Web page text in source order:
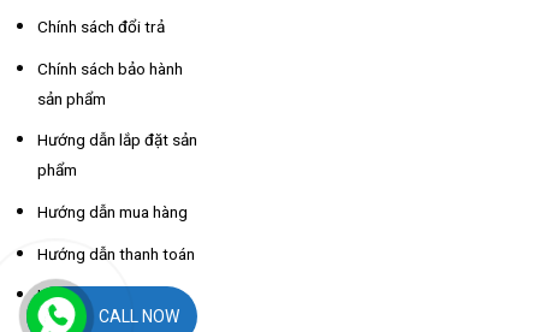
Chính sách đổi trả
Chính sách bảo hành
sản phẩm
Hướng dẫn lắp đặt sản
phẩm
Hướng dẫn mua hàng
Hướng dẫn thanh toán
Hỗ trợ thông tin nhà
xe các tỉnhCALL NOW